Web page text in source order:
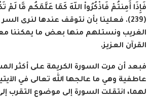
فَإِذَا أَمِنتُمْ فَاذْكُرُواْ اللّهَ كَمَا عَلَّمَكُم مَّا لَمْ
(239). فعلينا بأن نتوقف عندها لنرى
الغريب ونستلهم منها بعض ما يمكننا
القرآن العزيز.
فبعد أن مرت السورة الكريمة على أكثر
عاطفية وهي ما عالجها الله تعالى في
لهما، انتقلت السورة إلى موضوع التقرب